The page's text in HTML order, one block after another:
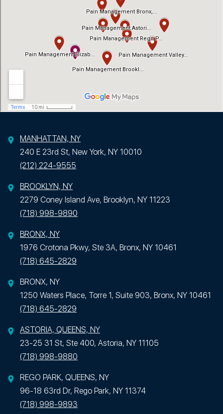
MANHATTAN, NY
240 E 23rd St, New York, NY 10010
(212) 224-9555
BROOKLYN, NY
2279 Coney Island Ave, Brooklyn, NY 11223
(718) 998-9890
BRONX, NY
1976 Crotona Pkwy, Ste 3A, Bronx, NY 10461
(718) 645-2829
BRONX, NY
1250 Waters Place, Torre 1, Suite 903, Bronx, NY 10461
(718) 645-2829
ASTORIA, QUEENS, NY
23-25 31 St, Ste 400, Astoria, NY 11105
(718) 998-9880
REGO PARK, QUEENS, NY
96-18 63rd Dr, Rego Park, NY 11374
(718) 998-9893